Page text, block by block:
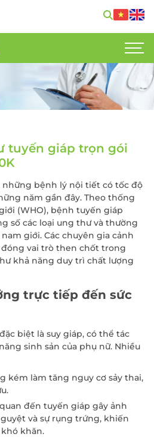
tuyến giáp trọn gói
bệnh lý nội tiết có tốc độ
năm gần đây. Theo thống
(WHO), bệnh tuyến giáp
số các loại ung thư và thường
giới. Các chuyên gia cảnh
vai trò then chốt trong
khả năng duy trì chất lượng
trực tiếp đến sức
biệt là suy giáp, có thể tác
sinh sản của phụ nữ. Nhiều
kém làm tăng nguy cơ sảy thai,
đến tuyến giáp gây ảnh
và sự rụng trứng, khiến
khăn.